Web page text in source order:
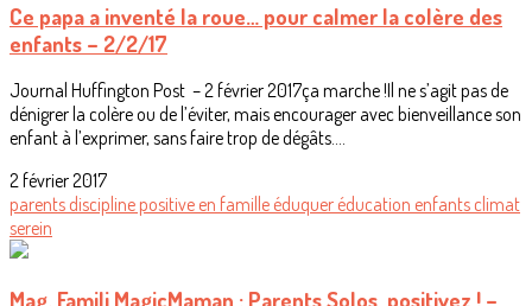
Ce papa a inventé la roue… pour calmer la colère des
enfants – 2/2/17
Journal Huffington Post – 2 février 2017ça marche !Il ne s’agit pas de
dénigrer la colère ou de l’éviter, mais encourager avec bienveillance son
enfant à l’exprimer, sans faire trop de dégâts....
2 février 2017
parents discipline positive en famille éduquer éducation enfants climat
serein
Mag. Famili MagicMaman : Parents Solos, positivez ! –